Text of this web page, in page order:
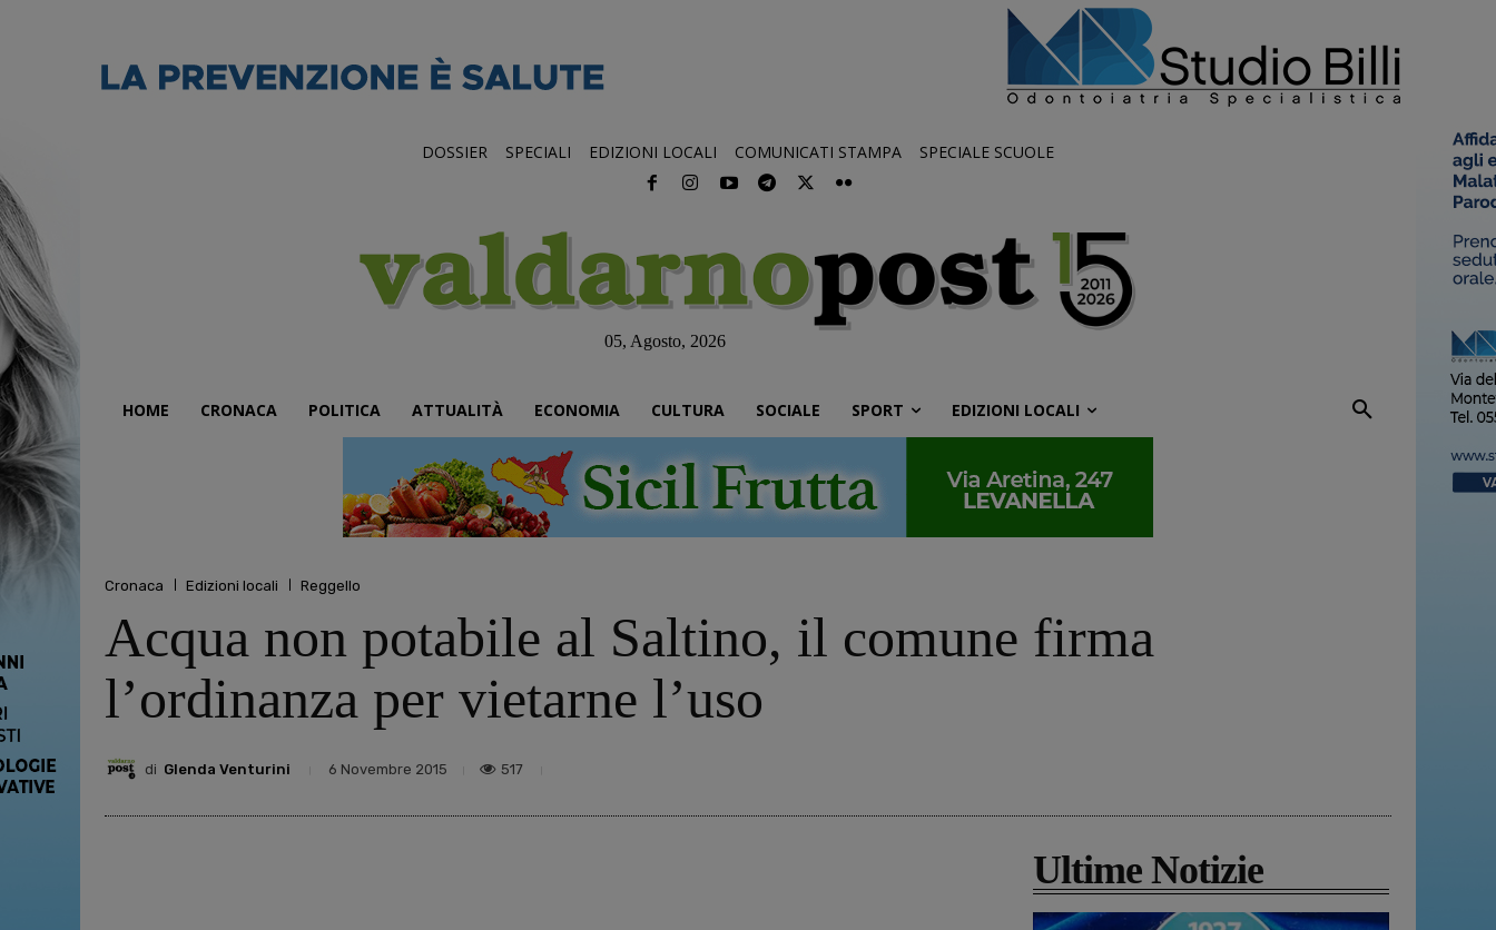
DOSSIER SPECIALI EDIZIONI LOCALI COMUNICATI STAMPA SPECIALE SCUOLE
05, Agosto, 2026
HOME CRONACA POLITICA ATTUALITÀ ECONOMIA CULTURA SOCIALE SPORT EDIZIONI LOCALI
Cronaca Edizioni locali Reggello
Acqua non potabile al Saltino, il comune firma
l’ordinanza per vietarne l’uso
di Glenda Venturini 6 Novembre 2015 517
Ultime Notizie